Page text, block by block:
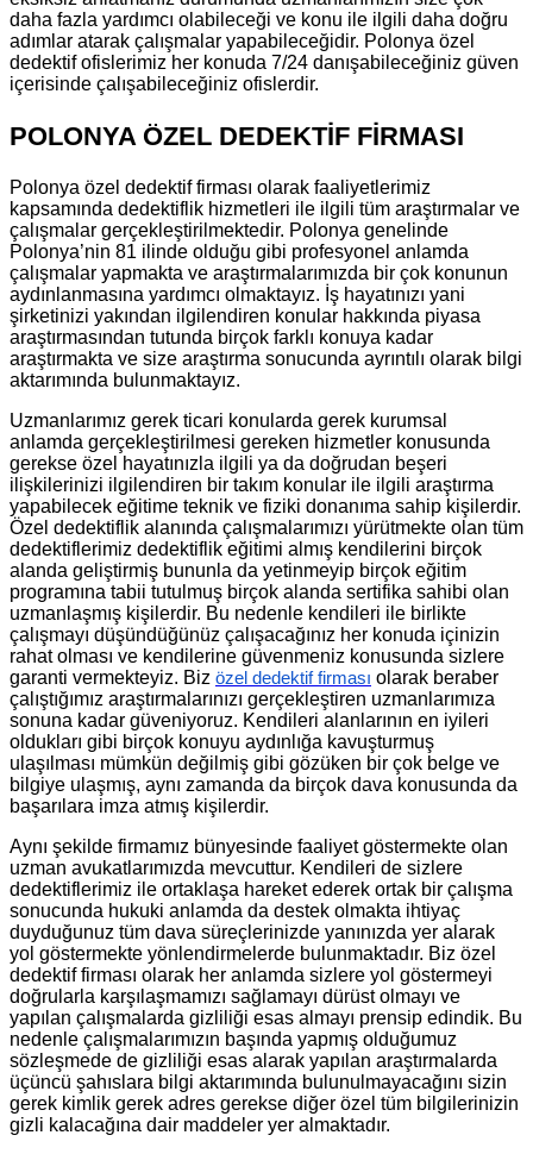
daha fazla yardımcı olabileceği ve konu ile ilgili daha doğru
adımlar atarak çalışmalar yapabileceğidir. Polonya özel
dedektif ofislerimiz her konuda 7/24 danışabileceğiniz güven
içerisinde çalışabileceğiniz ofislerdir.
POLONYA ÖZEL DEDEKTİF FİRMASI
Polonya özel dedektif firması olarak faaliyetlerimiz
kapsamında dedektiflik hizmetleri ile ilgili tüm araştırmalar ve
çalışmalar gerçekleştirilmektedir. Polonya genelinde
Polonya’nin 81 ilinde olduğu gibi profesyonel anlamda
çalışmalar yapmakta ve araştırmalarımızda bir çok konunun
aydınlanmasına yardımcı olmaktayız. İş hayatınızı yani
şirketinizi yakından ilgilendiren konular hakkında piyasa
araştırmasından tutunda birçok farklı konuya kadar
araştırmakta ve size araştırma sonucunda ayrıntılı olarak bilgi
aktarımında bulunmaktayız.
Uzmanlarımız gerek ticari konularda gerek kurumsal
anlamda gerçekleştirilmesi gereken hizmetler konusunda
gerekse özel hayatınızla ilgili ya da doğrudan beşeri
ilişkilerinizi ilgilendiren bir takım konular ile ilgili araştırma
yapabilecek eğitime teknik ve fiziki donanıma sahip kişilerdir.
Özel dedektiflik alanında çalışmalarımızı yürütmekte olan tüm
dedektiflerimiz dedektiflik eğitimi almış kendilerini birçok
alanda geliştirmiş bununla da yetinmeyip birçok eğitim
programına tabii tutulmuş birçok alanda sertifika sahibi olan
uzmanlaşmış kişilerdir. Bu nedenle kendileri ile birlikte
çalışmayı düşündüğünüz çalışacağınız her konuda içinizin
rahat olması ve kendilerine güvenmeniz konusunda sizlere
garanti vermekteyiz. Biz özel dedektif firması olarak beraber
çalıştığımız araştırmalarınızı gerçekleştiren uzmanlarımıza
sonuna kadar güveniyoruz. Kendileri alanlarının en iyileri
oldukları gibi birçok konuyu aydınlığa kavuşturmuş
ulaşılması mümkün değilmiş gibi gözüken bir çok belge ve
bilgiye ulaşmış, aynı zamanda da birçok dava konusunda da
başarılara imza atmış kişilerdir.
Aynı şekilde firmamız bünyesinde faaliyet göstermekte olan
uzman avukatlarımızda mevcuttur. Kendileri de sizlere
dedektiflerimiz ile ortaklaşa hareket ederek ortak bir çalışma
sonucunda hukuki anlamda da destek olmakta ihtiyaç
duyduğunuz tüm dava süreçlerinizde yanınızda yer alarak
yol göstermekte yönlendirmelerde bulunmaktadır. Biz özel
dedektif firması olarak her anlamda sizlere yol göstermeyi
doğrularla karşılaşmamızı sağlamayı dürüst olmayı ve
yapılan çalışmalarda gizliliği esas almayı prensip edindik. Bu
nedenle çalışmalarımızın başında yapmış olduğumuz
sözleşmede de gizliliği esas alarak yapılan araştırmalarda
üçüncü şahıslara bilgi aktarımında bulunulmayacağını sizin
gerek kimlik gerek adres gerekse diğer özel tüm bilgilerinizin
gizli kalacağına dair maddeler yer almaktadır.